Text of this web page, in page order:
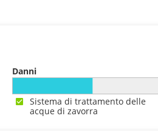
Danni
Sistema di trattamento delle
acque di zavorra